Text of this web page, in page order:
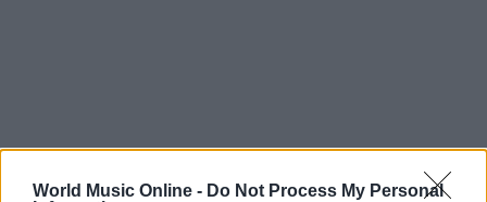
World Music Online - Do Not Process My Personal